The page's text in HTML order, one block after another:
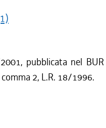
pubblicata nel
2, L.R. 18/1996.